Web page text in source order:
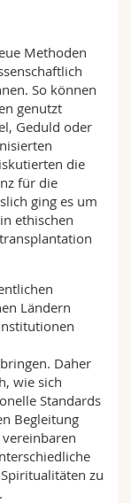
Methoden
So können
genutzt
Geduld oder
die
für die
ging es um
ethischen
Ländern
Daher
wie sich
Standards
Begleitung
zu